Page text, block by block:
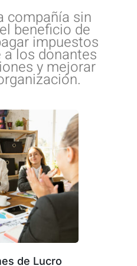
compañía sin
beneficio de
impuestos
a los donantes
y mejorar
de Lucro